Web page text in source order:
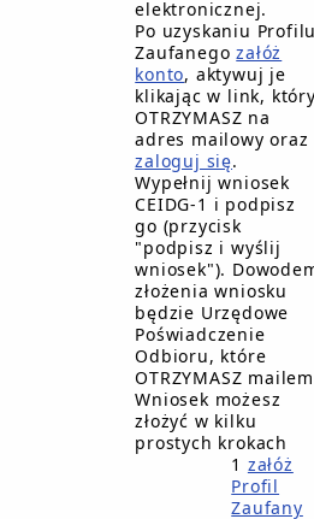
zamówienia
przez Burmistrza
Mieszkaniowa
elektronicznej.
Po uzyskaniu
Zaufanegozałóż
konto, aktywuj je
klikając w link,
OTRZYMASZ na
adres mailowy oraz
zaloguj się.
Wypełnij wniosek
CEIDG-1 i podpisz
go (przycisk
"podpisz i wyślij
wniosek").
złożenia wniosku
będzie Urzędowe
Poświadczenie
Odbioru, które
OTRZYMASZ
Wniosek możesz
złożyć w kilku
prostych krokach
1 załóż
Profil
Zaufany